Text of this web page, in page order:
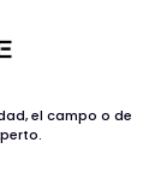
el campo o de